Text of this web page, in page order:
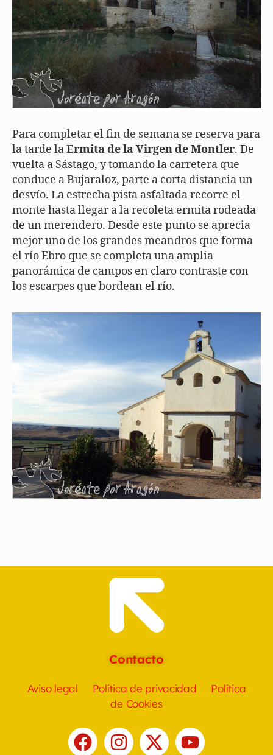
Para completar el fin de semana se reserva para
la tarde laErmita de la Virgen de Montler. De
vuelta a Sástago, y tomando la carretera que
conduce a Bujaraloz, parte a corta distancia un
desvío. La estrecha pista asfaltada recorre el
monte hasta llegar a la recoleta ermita rodeada
de un merendero. Desde este punto se aprecia
mejor uno de los grandes meandros que forma
el río Ebro que se completa una amplia
panorámica de campos en claro contraste con
los escarpes que bordean el río.
Contacto
Aviso legal Política de privacidad
Política
de Cookies